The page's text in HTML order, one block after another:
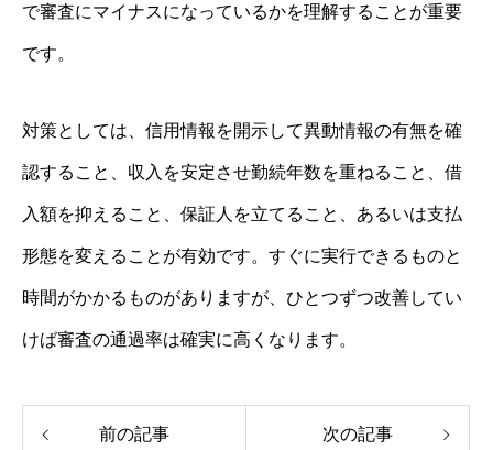
で審査にマイナスになっているかを理解することが重要
です。
対策としては、信用情報を開示して異動情報の有無を確
認すること、収入を安定させ勤続年数を重ねること、借
入額を抑えること、保証人を立てること、あるいは支払
形態を変えることが有効です。すぐに実行できるものと
時間がかかるものがありますが、ひとつずつ改善してい
けば審査の通過率は確実に高くなります。
前の記事 次の記事